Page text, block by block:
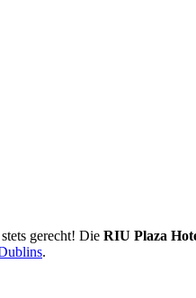
gerecht! Die RIU Plaza
.